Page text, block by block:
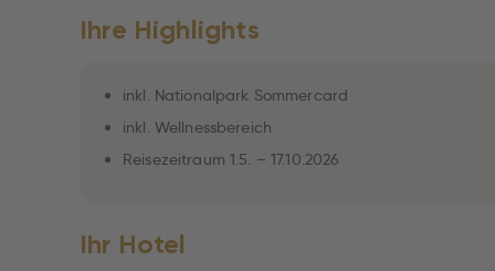
Ihre Highlights
inkl. Nationalpark Sommercard
inkl. Wellnessbereich
Reisezeitraum 1.5. – 17.10.2026
Ihr Hotel